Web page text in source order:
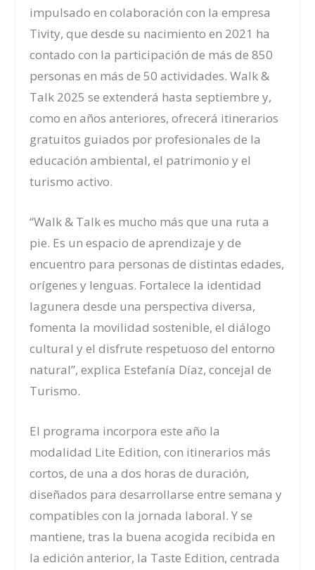
impulsado en colaboración con la empresa
Tivity, que desde su nacimiento en 2021 ha
contado con la participación de más de 850
personas en más de 50 actividades. Walk &
Talk 2025 se extenderá hasta septiembre y,
como en años anteriores, ofrecerá itinerarios
gratuitos guiados por profesionales de la
educación ambiental, el patrimonio y el
turismo activo.
“Walk & Talk es mucho más que una ruta a
pie. Es un espacio de aprendizaje y de
encuentro para personas de distintas edades,
orígenes y lenguas. Fortalece la identidad
lagunera desde una perspectiva diversa,
fomenta la movilidad sostenible, el diálogo
cultural y el disfrute respetuoso del entorno
natural”, explica Estefanía Díaz, concejal de
Turismo.
El programa incorpora este año la
modalidad Lite Edition, con itinerarios más
cortos, de una a dos horas de duración,
diseñados para desarrollarse entre semana y
compatibles con la jornada laboral. Y se
mantiene, tras la buena acogida recibida en
la edición anterior, la Taste Edition, centrada